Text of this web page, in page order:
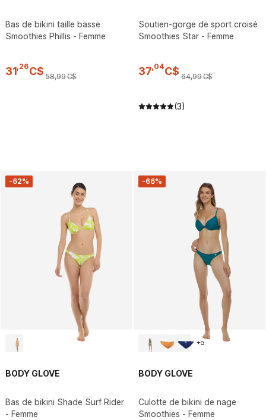
Bas de bikini taille basse
Smoothies Phillis - Femme
31,26C$ 58,99C$
Soutien-gorge de sport croisé
Smoothies Star - Femme
37,04C$ 64,99C$
(3)
-62%
BODY GLOVE
Bas de bikini Shade Surf Rider
- Femme
-66%
+5
BODY GLOVE
Culotte de bikini de nage
Smoothies - Femme